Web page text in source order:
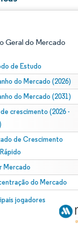
Geral do Mercado
de Estudo
do Mercado (2026)
do Mercado (2031)
de crescimento (2026 -
de Crescimento
Mercado
do Mercado
jogadores
© Mordor Intelligence. O
conforme CC BY 4.0.